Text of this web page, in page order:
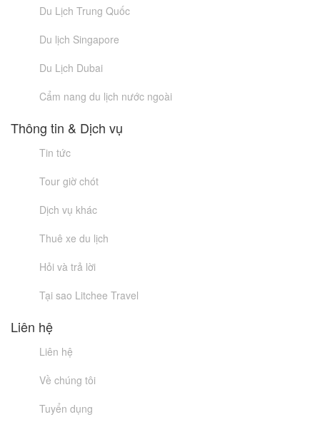
Du Lịch Trung Quốc
Du lịch Singapore
Du Lịch Dubai
Cẩm nang du lịch nước ngoài
Thông tin & Dịch vụ
Tin tức
Tour giờ chót
Dịch vụ khác
Thuê xe du lịch
Hỏi và trả lời
Tại sao Litchee Travel
Liên hệ
Liên hệ
Về chúng tôi
Tuyển dụng